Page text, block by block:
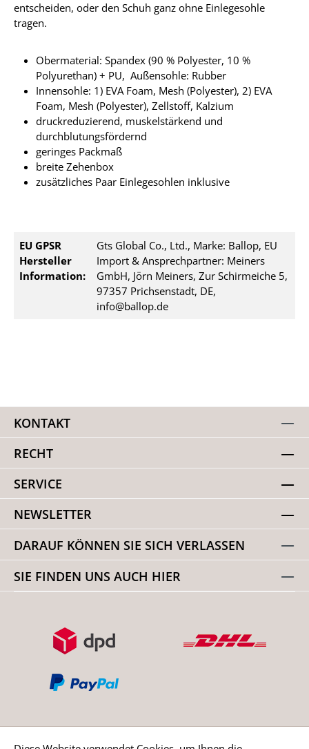
entscheiden, oder den Schuh ganz ohne Einlegesohle
tragen.
Obermaterial: Spandex (90 % Polyester, 10 %
Polyurethan) + PU, Außensohle: Rubber
Innensohle: 1) EVA Foam, Mesh (Polyester), 2) EVA
Foam, Mesh (Polyester), Zellstoff, Kalzium
druckreduzierend, muskelstärkend und
durchblutungsfördernd
geringes Packmaß
breite Zehenbox
zusätzliches Paar Einlegesohlen inklusive
EU GPSR
Hersteller
Information:
Gts Global Co., Ltd., Marke: Ballop, EU
Import & Ansprechpartner: Meiners
GmbH, Jörn Meiners, Zur Schirmeiche 5,
97357 Prichsenstadt, DE,
info@ballop.de
KONTAKT
RECHT
SERVICE
NEWSLETTER
DARAUF KÖNNEN SIE SICH VERLASSEN
SIE FINDEN UNS AUCH HIER